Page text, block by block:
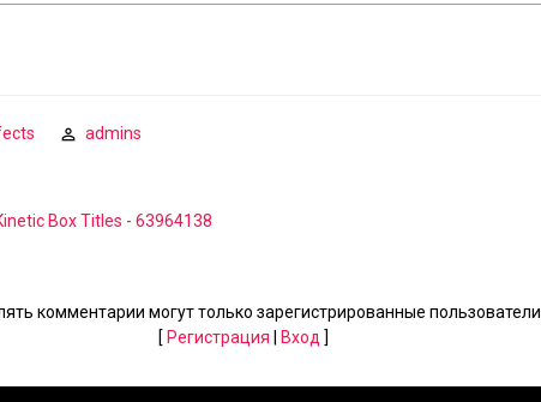
admins
Box Titles - 63964138
комментарии могут только зарегистрированные пользователи.
[ Регистрация Вход ]